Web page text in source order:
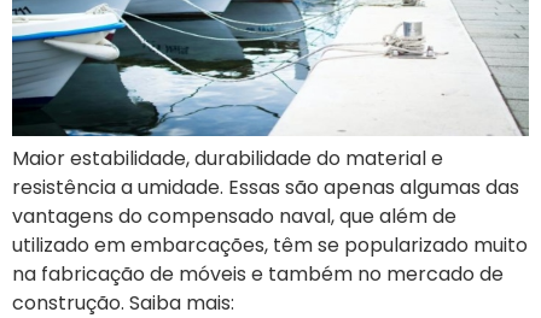
Maior estabilidade, durabilidade do material e
resistência a umidade. Essas são apenas algumas das
vantagens do compensado naval, que além de
utilizado em embarcações, têm se popularizado muito
na fabricação de móveis e também no mercado de
construção. Saiba mais: